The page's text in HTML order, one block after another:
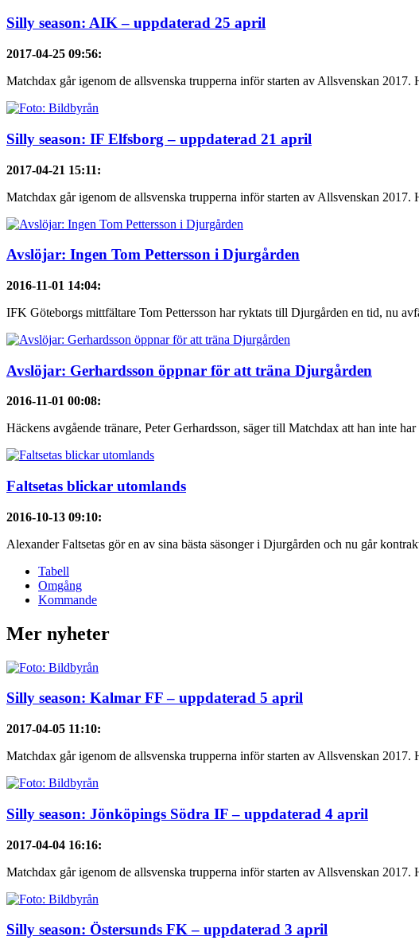
Silly season: AIK – uppdaterad 25 april
2017-04-25 09:56:
Matchdax går igenom de allsvenska trupperna inför starten av Allsvenskan 2017.
Silly season: IF Elfsborg – uppdaterad 21 april
2017-04-21 15:11:
Matchdax går igenom de allsvenska trupperna inför starten av Allsvenskan 2017.
Avslöjar: Ingen Tom Pettersson i Djurgården
2016-11-01 14:04:
IFK Göteborgs mittfältare Tom Pettersson har ryktats till Djurgården en tid, nu
Avslöjar: Gerhardsson öppnar för att träna Djurgården
2016-11-01 00:08:
Häckens avgående tränare, Peter Gerhardsson, säger till Matchdax att han inte
Faltsetas blickar utomlands
2016-10-13 09:10:
Alexander Faltsetas gör en av sina bästa säsonger i Djurgården och nu går
Tabell
Omgång
Kommande
Mer nyheter
Silly season: Kalmar FF – uppdaterad 5 april
2017-04-05 11:10:
Matchdax går igenom de allsvenska trupperna inför starten av Allsvenskan 2017.
Silly season: Jönköpings Södra IF – uppdaterad 4 april
2017-04-04 16:16:
Matchdax går igenom de allsvenska trupperna inför starten av Allsvenskan 2017.
Silly season: Östersunds FK – uppdaterad 3 april